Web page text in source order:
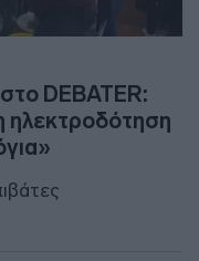
DEBATER:
ηλεκτροδότηση